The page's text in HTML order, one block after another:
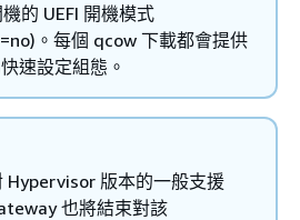
的 UEFI 開機模式
。每個 qcow 下載都會提供
速設定組態。
Hypervisor 版本的一般支援
也將結束對該